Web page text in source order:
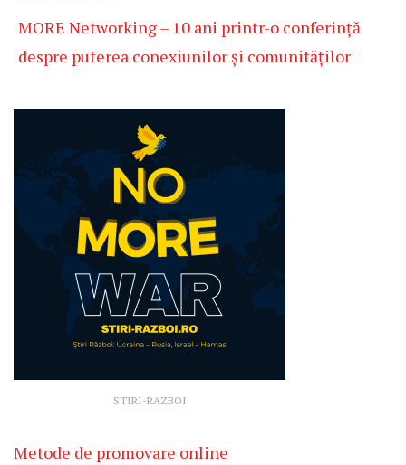
MORE Networking – 10 ani printr-o conferință
despre puterea conexiunilor și comunităților
STIRI-RAZBOI
Metode de promovare online